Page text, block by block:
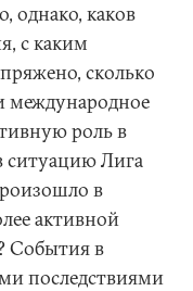
однако, каков
с каким
сколько
международное
роль в
ситуацию Лига
в
активной
События в
последствиями